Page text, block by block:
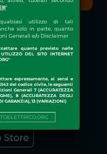
"
utilizzo di tali
solo in parte, quanto
Generali e/o Disclaimer
quanto previsto nelle
DEL SITO INTERNET
espressamente, ai sensi e
del codice civile, le seguenti
Generali 7 (ACCURATEZZA
8 (ACCURATEZZA DEGLI
GARANZIA), 13 (VARIAZIONI)
SITO
GAS
GME